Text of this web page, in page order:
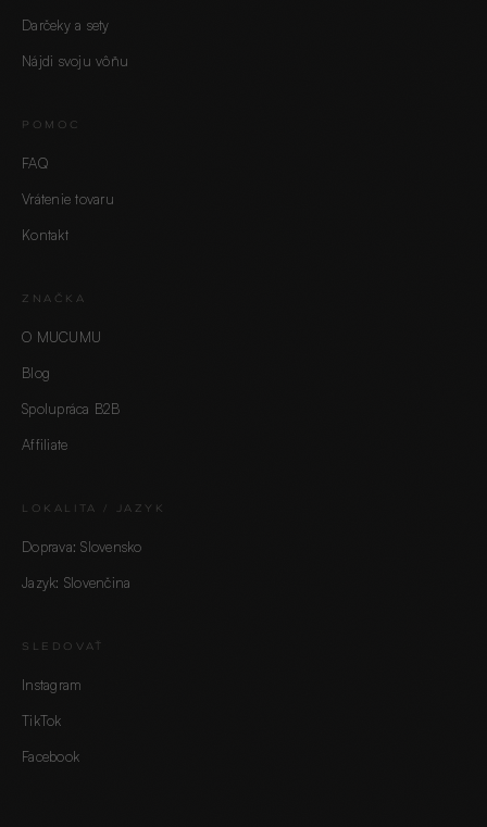
Darčeky a sety
Nájdi svoju vôňu
POMOC
FAQ
Vrátenie tovaru
Kontakt
ZNAČKA
O MUCUMU
Blog
Spolupráca B2B
Affiliate
LOKALITA / JAZYK
Doprava: Slovensko
Jazyk: Slovenčina
SLEDOVAŤ
Instagram
TikTok
Facebook
Nájdi svoju signature vôňu.
SPUSTIŤ KVÍZ →